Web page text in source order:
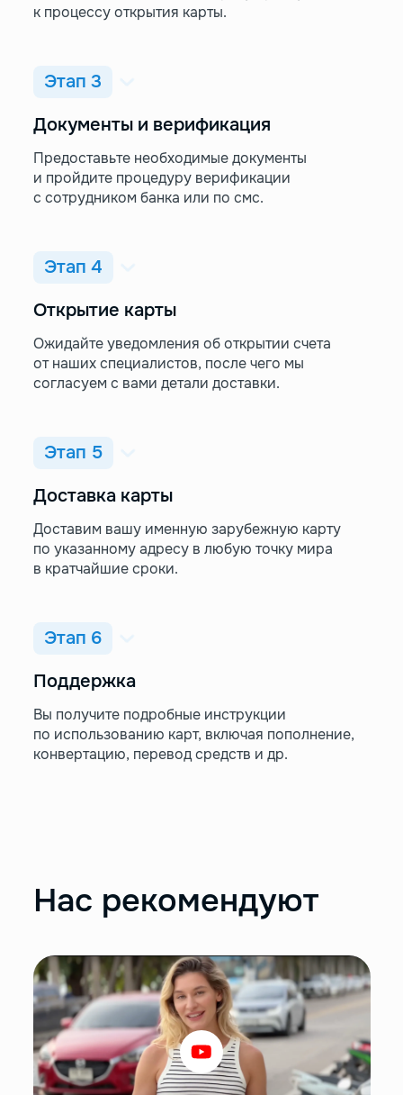
к процессу открытия карты.
Этап 3
Документы и верификация
Предоставьте необходимые документы
и пройдите процедуру верификации
с сотрудником банка или по смс.
Этап 4
Открытие карты
Ожидайте уведомления об открытии счета
от наших специалистов, после чего мы
согласуем с вами детали доставки.
Этап 5
Доставка карты
Доставим вашу именную зарубежную карту
по указанному адресу в любую точку мира
в кратчайшие сроки.
Этап 6
Поддержка
Вы получите подробные инструкции
по использованию карт, включая пополнение,
конвертацию, перевод средств и др.
Нас рекомендуют